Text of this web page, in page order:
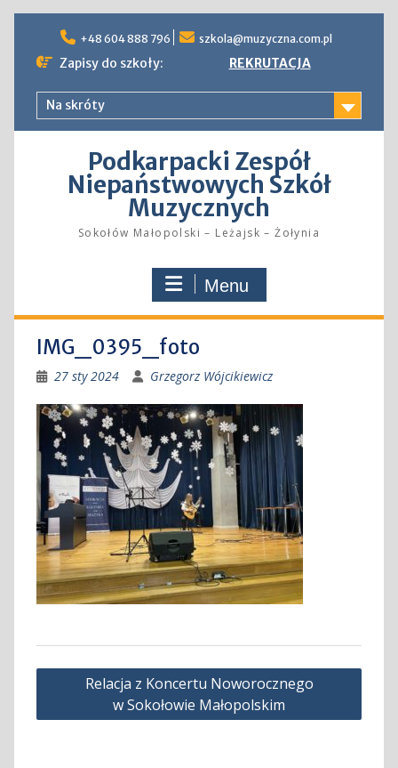
content
+48 604 888 796 szkola@muzyczna.com.pl
Zapisy do szkoły: REKRUTACJA
Na skróty
Podkarpacki Zespół
Niepaństwowych Szkół
Muzycznych
Sokołów Małopolski – Leżajsk – Żołynia
Menu
IMG_0395_foto
27 sty 2024 Grzegorz Wójcikiewicz
Nawigacja
Relacja z Koncertu Noworocznego
w Sokołowie Małopolskim